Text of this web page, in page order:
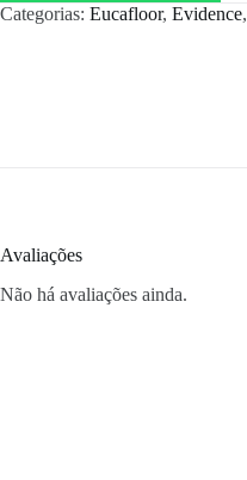
Categorias: Eucafloor, Evidence,
Avaliações
Não há avaliações ainda.